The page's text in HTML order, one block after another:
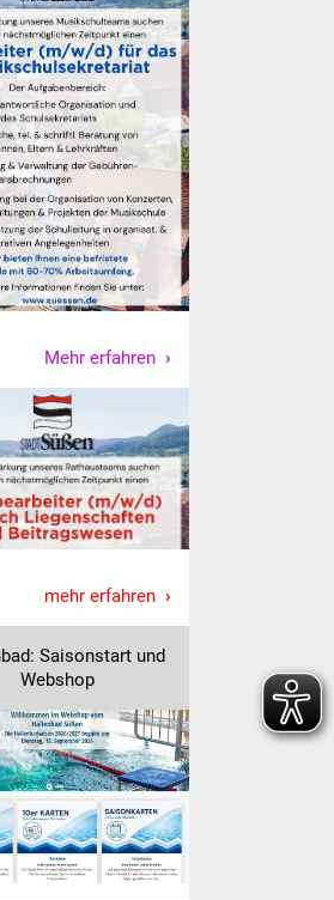
Kultur & Freizeit
Veranstaltungen
Stadtfest
Ostermarkt
Einrichtungen
Stadtarchiv
Zehntscheuer
Bürgerhaus
Kulturhalle
Vereine und Parteien
Selbsteintrag Vereine
Beirat Süßener Vereine
Sportanlagen
Tourismus
Mehr erfahren
mehr erfahren
Saisonstart und
Webshop